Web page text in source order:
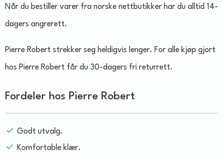
Når du bestiller varer fra norske nettbutikker har du alltid 14-
dagers angrerett.
Pierre Robert strekker seg heldigvis lenger. For alle kjøp gjort
hos Pierre Robert får du 30-dagers fri returrett.
Fordeler hos Pierre Robert
Godt utvalg.
Komfortable klær.